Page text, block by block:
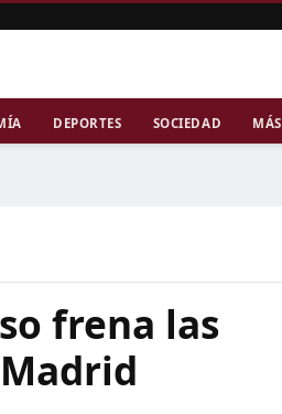
DEPORTES SOCIEDAD MÁS
frena las